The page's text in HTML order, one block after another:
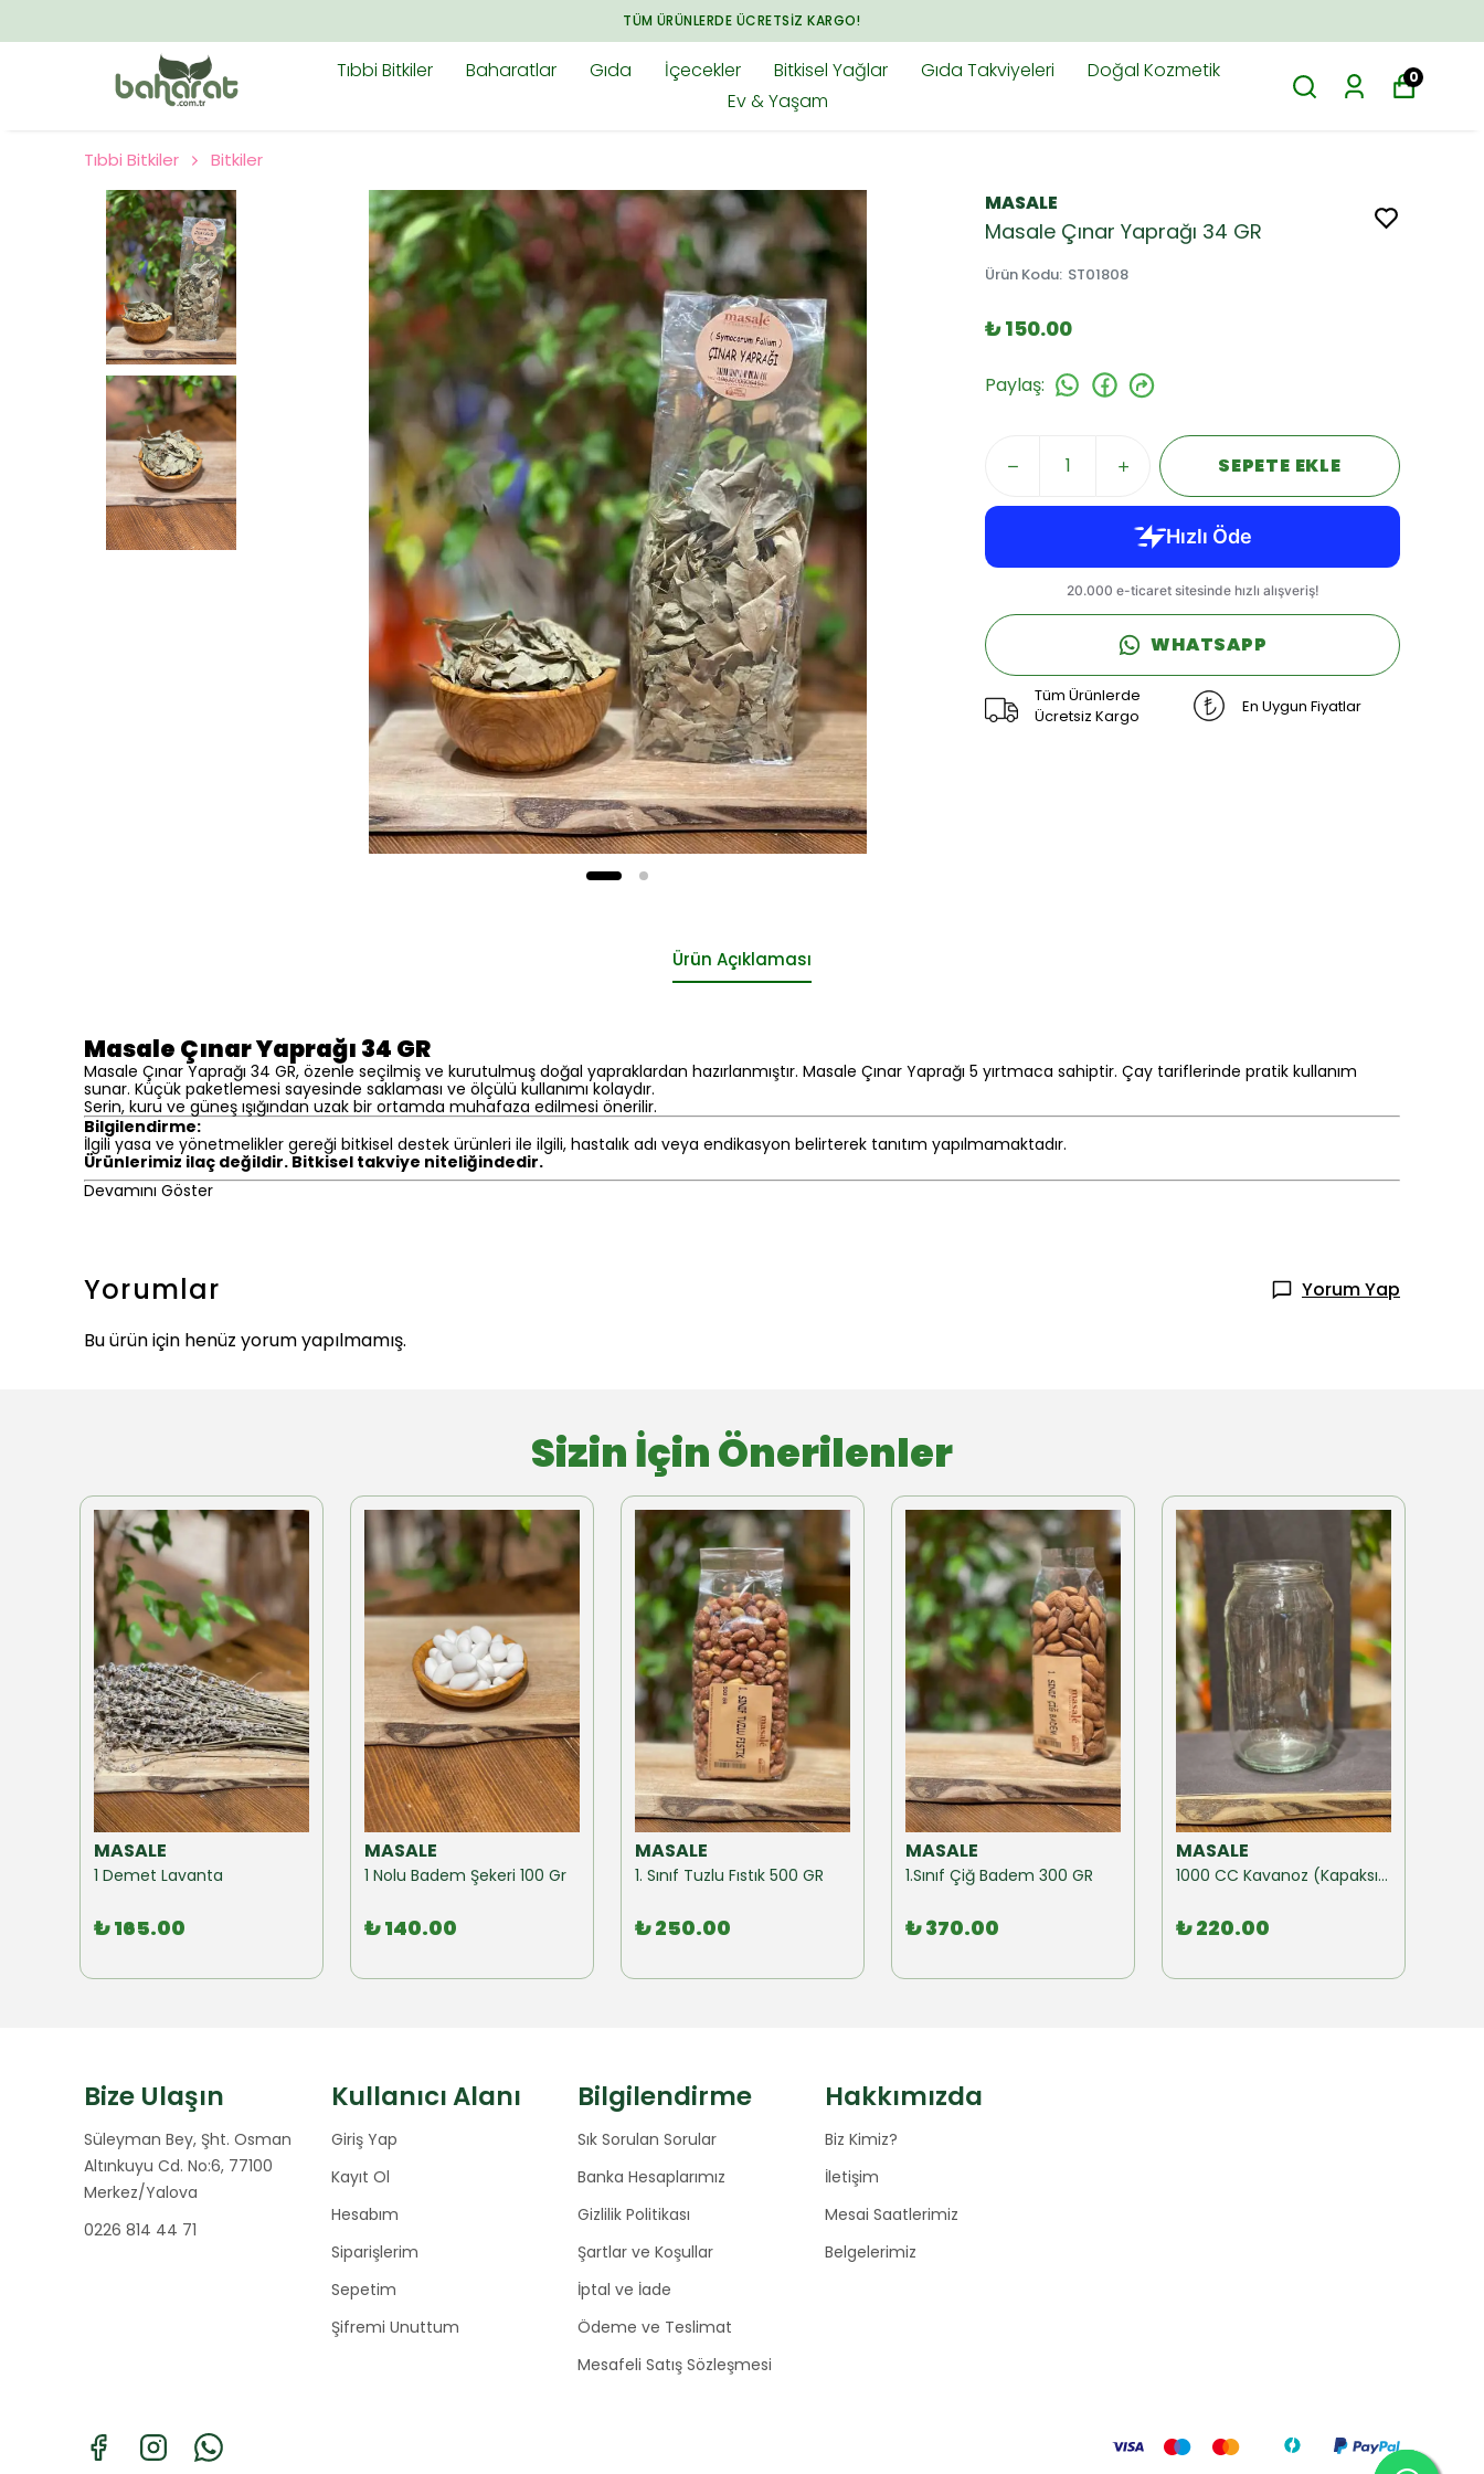
ARADIĞINIZ HER ŞEY BAHARAT.COM.TR'DE
Tıbbi Bitkiler Baharatlar Gıda İçecekler Bitkisel Yağlar Gıda Takviyeleri
Doğal Kozmetik
Ev & Yaşam
0
Tıbbi Bitkiler Bitkiler
MASALE
Masale Çınar Yaprağı 34 GR
Ürün Kodu: ST01808
₺ 150.00
Paylaş:
SEPETE EKLE
WHATSAPP
Tüm Ürünlerde
Ücretsiz Kargo
En Uygun Fiyatlar
Ürün Açıklaması
Masale Çınar Yaprağı 34 GR
Masale Çınar Yaprağı 34 GR, özenle seçilmiş ve kurutulmuş doğal yapraklardan hazırlanmıştır. Masale Çınar Yaprağı 5 yırtmaca sahiptir. Çay tariflerinde pratik kullanım
sunar. Küçük paketlemesi sayesinde saklaması ve ölçülü kullanımı kolaydır.
Serin, kuru ve güneş ışığından uzak bir ortamda muhafaza edilmesi önerilir.
Bilgilendirme:
İlgili yasa ve yönetmelikler gereği bitkisel destek ürünleri ile ilgili, hastalık adı veya endikasyon belirterek tanıtım yapılmamaktadır.
Ürünlerimiz ilaç değildir. Bitkisel takviye niteliğindedir.
Devamını Göster
Yorumlar
Yorum Yap
Bu ürün için henüz yorum yapılmamış.
Sizin İçin Önerilenler
MASALE
1 Demet Lavanta
₺ 165.00
MASALE
1 Nolu Badem Şekeri 100 Gr
₺ 140.00
MASALE
1. Sınıf Tuzlu Fıstık 500 GR
₺ 250.00
MASALE
1.Sınıf Çiğ Badem 300 GR
₺ 370.00
MASALE
1000 CC Kavanoz (Kapaksız) 10 Adet
₺ 220.00
Bize Ulaşın
Süleyman Bey, Şht. Osman
Altınkuyu Cd. No:6, 77100
Merkez/Yalova
0226 814 44 71
Kullanıcı Alanı
Giriş Yap
Kayıt Ol
Hesabım
Siparişlerim
Sepetim
Şifremi Unuttum
Bilgilendirme
Sık Sorulan Sorular
Banka Hesaplarımız
Gizlilik Politikası
Şartlar ve Koşullar
İptal ve İade
Ödeme ve Teslimat
Mesafeli Satış Sözleşmesi
Hakkımızda
Biz Kimiz?
İletişim
Mesai Saatlerimiz
Belgelerimiz